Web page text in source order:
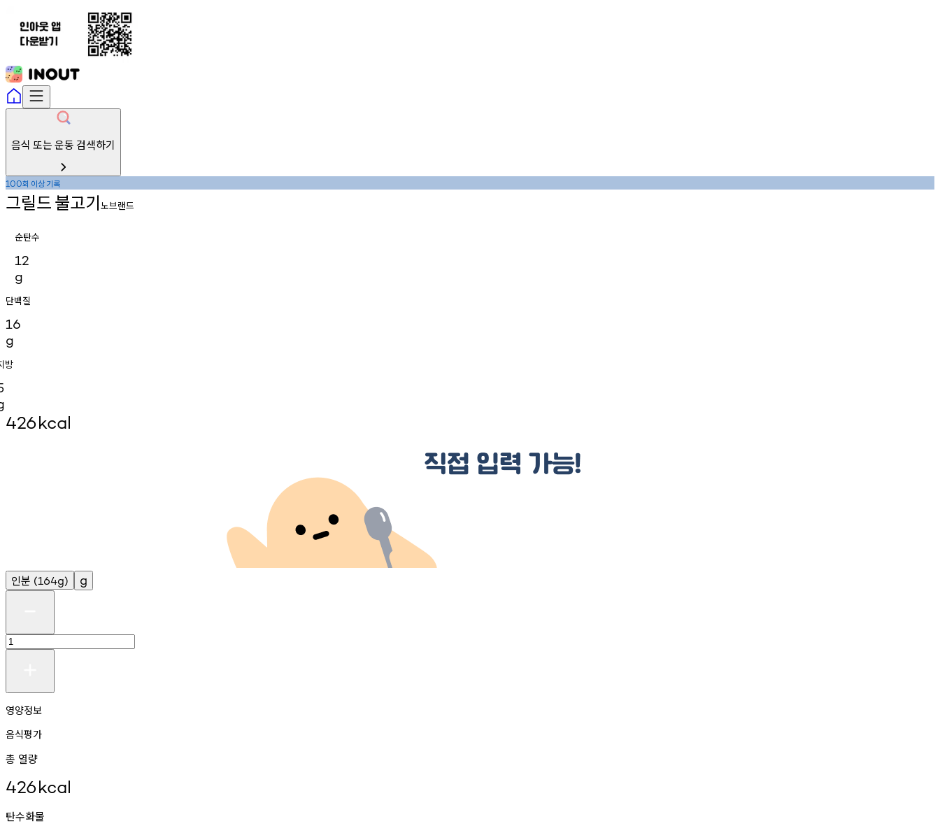
음식 또는 운동 검색하기
100회 이상기록
그릴드불고기노브랜드
순탄수
12
g
단백질
16
g
방
426kcal
인분 (164g) g
영양정보
음식평가
총 열량
426kcal
탄수화물